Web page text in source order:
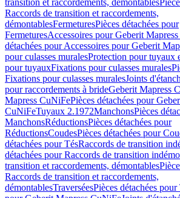
transition et raccordements, démontables
Raccords de transition et raccordements,
démontablesFermeturesPièces détachées pour
FermeturesAccessoires pour Geberit
détachées pour Accessoires pour Geberit
pour culasses muralesProtection pour tuyaux
pour tuyauxFixations pour culasses murales
Fixations pour culasses muralesJoints
pour raccordements à brideGeberit Mapress
Mapress CuNiFePièces détachées pour
CuNiFeTuyaux 2.1972ManchonsPièces
ManchonsRéductionsPièces détachées pour
RéductionsCoudesPièces détachées pour
détachées pour TésRaccords de transition
détachées pour Raccords de transition
transition et raccordements, démontables
Raccords de transition et raccordements,
démontablesTraverséesPièces détachées pour